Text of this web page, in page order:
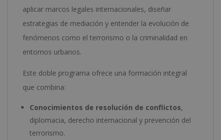
aplicar marcos legales internacionales, diseñar
estrategias de mediación y entender la evolución de
fenómenos como el terrorismo o la criminalidad en
entornos urbanos.
Este doble programa ofrece una formación integral
que combina:
Conocimientos de resolución de conflictos,
diplomacia, derecho internacional y prevención del
terrorismo.